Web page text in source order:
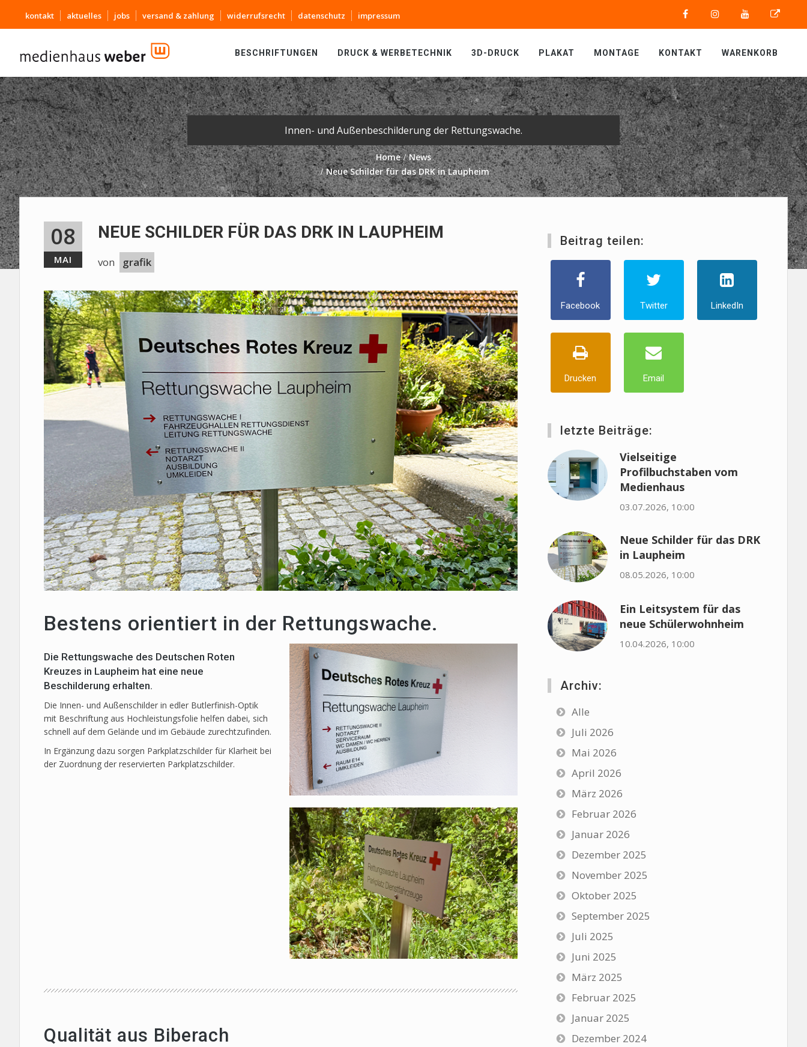
kontakt aktuelles jobs versand & zahlung widerrufsrecht datenschutz impressum
BESCHRIFTUNGEN DRUCK & WERBETECHNIK 3D-DRUCK PLAKAT MONTAGE KONTAKT WARENKORB
Innen- und Außenbeschilderung der Rettungswache.
Home
News
Neue Schilder für das DRK in Laupheim
08
MAI
NEUE SCHILDER FÜR DAS DRK IN LAUPHEIM
von grafik
Bestens orientiert in der Rettungswache.
Die Rettungswache des Deutschen Roten
Kreuzes in Laupheim hat eine neue
Beschilderung erhalten.
Die Innen- und Außenschilder in edler Butlerfinish-Optik
mit Beschriftung aus Hochleistungsfolie helfen dabei, sich
schnell auf dem Gelände und im Gebäude zurechtzufinden.
In Ergänzung dazu sorgen Parkplatzschilder für Klarheit bei
der Zuordnung der reservierten Parkplatzschilder.
Qualität aus Biberach
Beitrag teilen:
Facebook Twitter LinkedIn
Drucken Email
letzte Beiträge:
Vielseitige
Profilbuchstaben vom
Medienhaus
03.07.2026, 10:00
Neue Schilder für das DRK
in Laupheim
08.05.2026, 10:00
Ein Leitsystem für das
neue Schülerwohnheim
10.04.2026, 10:00
Archiv:
Alle
Juli 2026
Mai 2026
April 2026
März 2026
Februar 2026
Januar 2026
Dezember 2025
November 2025
Oktober 2025
September 2025
Juli 2025
Juni 2025
März 2025
Februar 2025
Januar 2025
Dezember 2024